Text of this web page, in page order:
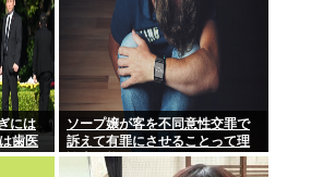
には
歯医
ソープ嬢が客を不同意性交罪で
訴えて有罪にさせることって理
論上可能？